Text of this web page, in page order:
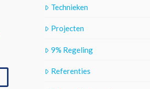
Technieken
Projecten
9% Regeling
Referenties